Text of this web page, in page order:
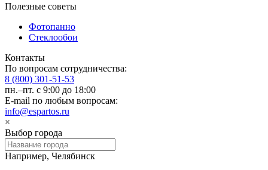
Полезные советы
Фотопанно
Стеклообои
Контакты
По вопросам сотрудничества:
8 (800) 301-51-53
пн.–пт. с 9:00 до 18:00
E-mail по любым вопросам:
info@espartos.ru
×
Выбор города
Например, Челябинск